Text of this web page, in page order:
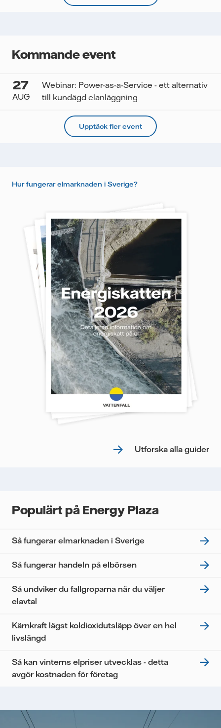
Kommande event
27
AUG
Webinar: Power-as-a-Service - ett alternativ
till kundägd elanläggning
Upptäck fler event
Hur fungerar elmarknaden i Sverige?
Utforska alla guider
Populärt på Energy Plaza
Så fungerar elmarknaden i Sverige
Så fungerar handeln på elbörsen
Så undviker du fallgroparna när du väljer
elavtal
Kärnkraft lägst koldioxidutsläpp över en hel
livslängd
Så kan vinterns elpriser utvecklas - detta
avgör kostnaden för företag